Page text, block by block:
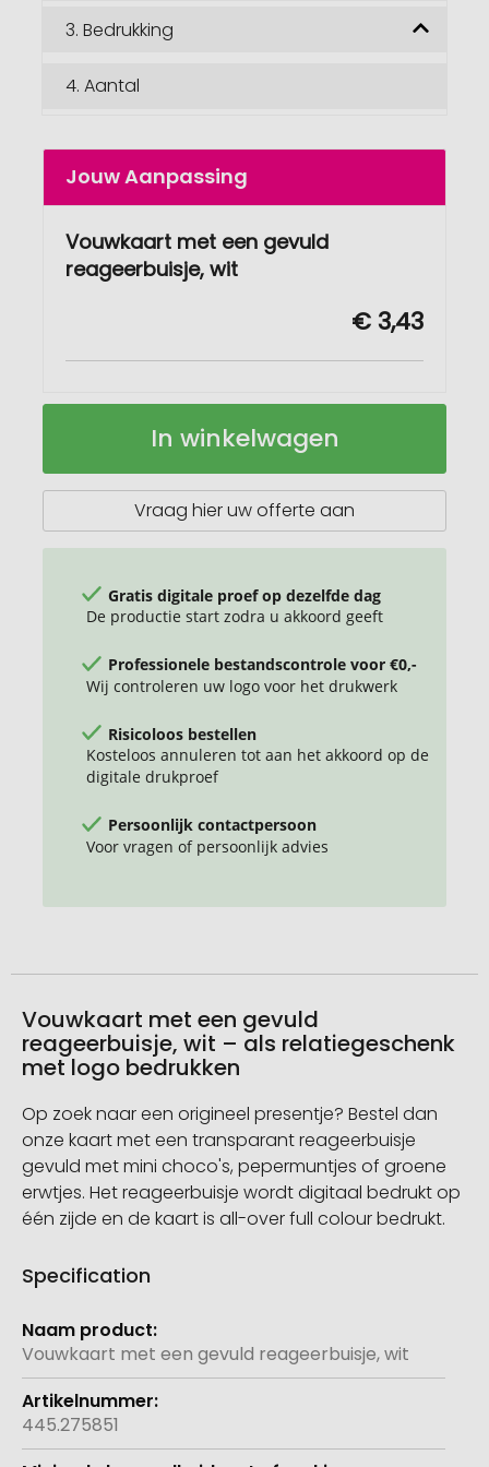
3. Bedrukking
4. Aantal
Jouw Aanpassing
Vouwkaart met een gevuld
reageerbuisje, wit
€ 3,43
Vouwkaart
gevuld
reageerbuisje
Op
In winkelwagen
Vraag hier uw offerte aan
Gratis digitale proef op dezelfde dag
De productie start zodra u akkoord geeft
Professionele bestandscontrole voor €0,-
Wij controleren uw logo voor het drukwerk
Risicoloos bestellen
Kosteloos annuleren tot aan het akkoord op de
digitale drukproef
Persoonlijk contactpersoon
Voor vragen of persoonlijk advies
Vouwkaart met een gevuld
reageerbuisje, wit – als relatiegeschenk
met logo bedrukken
Op zoek naar een origineel presentje? Bestel dan
onze kaart met een transparant reageerbuisje
gevuld met mini choco's, pepermuntjes of groene
erwtjes. Het reageerbuisje wordt digitaal bedrukt op
één zijde en de kaart is all-over full colour bedrukt.
Specification
Meer
informatie
Vouwkaart met een gevuld reageerbuisje, wit
445.275851